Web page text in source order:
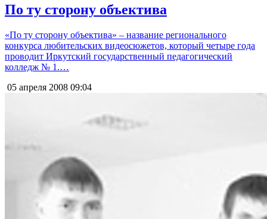
По ту сторону объектива
«По ту сторону объектива» – название регионального
конкурса любительских видеосюжетов, который четыре года
проводит Иркутский государственный педагогический
колледж № 1.…
05 апреля 2008 09:04